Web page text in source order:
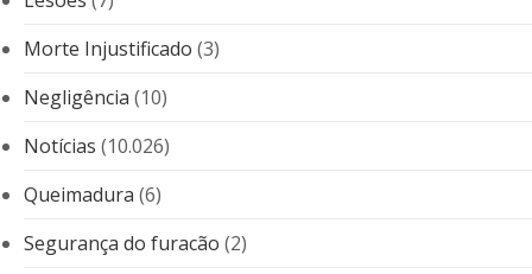
Morte Injustificado (3)
Negligência (10)
Notícias (10.026)
Queimadura (6)
Segurança do furacão (2)